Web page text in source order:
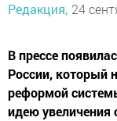
Редакция, 24
В прессе
России, который
реформой
идею увеличения